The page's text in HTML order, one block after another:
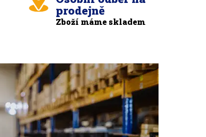
prodejně
Zboží máme skladem